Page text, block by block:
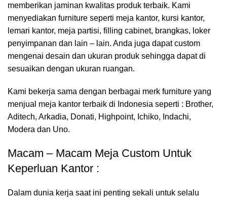
memberikan jaminan kwalitas produk terbaik. Kami
menyediakan furniture seperti meja kantor, kursi kantor,
lemari kantor, meja partisi, filling cabinet, brangkas, loker
penyimpanan dan lain – lain. Anda juga dapat custom
mengenai desain dan ukuran produk sehingga dapat di
sesuaikan dengan ukuran ruangan.
Kami bekerja sama dengan berbagai merk furniture yang
menjual meja kantor terbaik di Indonesia seperti : Brother,
Aditech, Arkadia, Donati, Highpoint, Ichiko, Indachi,
Modera dan Uno.
Macam – Macam Meja Custom Untuk
Keperluan Kantor :
Dalam dunia kerja saat ini penting sekali untuk selalu